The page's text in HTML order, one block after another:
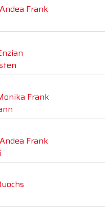
Frank
Frank
Frank